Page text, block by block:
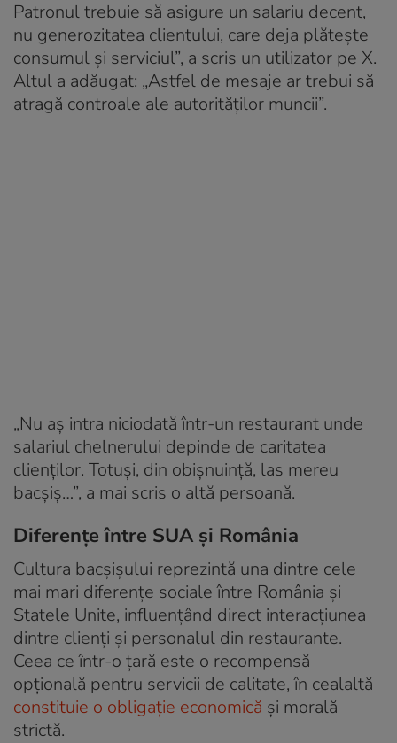
Patronul trebuie să asigure un salariu decent,
nu generozitatea clientului, care deja plătește
consumul și serviciul”, a scris un utilizator pe X.
Altul a adăugat: „Astfel de mesaje ar trebui să
atragă controale ale autorităților muncii”.
„Nu aș intra niciodată într-un restaurant unde
salariul chelnerului depinde de caritatea
clienților. Totuși, din obișnuință, las mereu
bacșiș…”, a mai scris o altă persoană.
Diferențe între SUA și România
Cultura bacșișului reprezintă una dintre cele
mai mari diferențe sociale între România și
Statele Unite, influențând direct interacțiunea
dintre clienți și personalul din restaurante.
Ceea ce într-o țară este o recompensă
opțională pentru servicii de calitate, în cealaltă
constituie o obligație economică și morală
strictă.